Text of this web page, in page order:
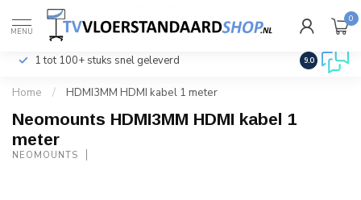
MENU
0
Incl. btw
1 tot 100+ stuks snel geleverd 9.0
Home / HDMI3MM HDMI kabel 1 meter
Neomounts HDMI3MM HDMI kabel 1
meter
NEOMOUNTS